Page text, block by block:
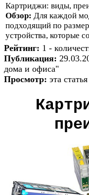
Картриджи: виды,
Обзор: Для каждой
подходящий по
устройства, которые
Рейтинг: 1 -
Публикация:
дома и офиса"
Просмотр: эта